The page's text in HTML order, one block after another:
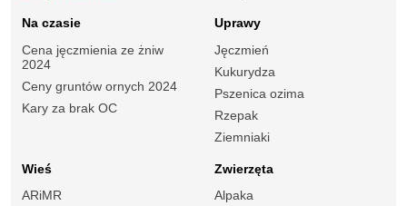
Na czasie
Cena jęczmienia ze żniw
2024
Ceny gruntów ornych 2024
Kary za brak OC
Uprawy
Jęczmień
Kukurydza
Pszenica ozima
Rzepak
Ziemniaki
Wieś
ARiMR
Zwierzęta
Alpaka